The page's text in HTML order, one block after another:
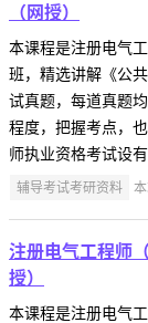
（网授）
本课程是注册电气
班，精选讲解《公
试真题，每道真题
程度，把握考点，
师执业资格考试设
辅导考试考研资料
注册电气工程师
授）
本课程是注册电气